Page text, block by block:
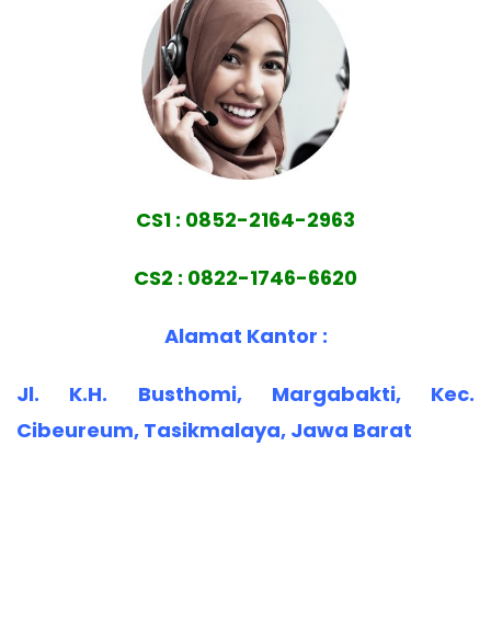
CS1 : 0852-2164-2963
CS2 : 0822-1746-6620
Alamat Kantor :
Jl. K.H. Busthomi, Margabakti, Kec.
Cibeureum, Tasikmalaya, Jawa Barat